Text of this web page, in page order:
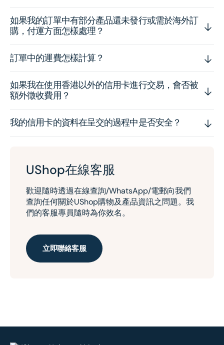
如果我的訂單中有部分產品還未發行或需於海外訂
購，付運方面怎樣處理？
訂單中的運費怎樣計算？
如果我在使用香港以外的信用卡進行交易，會否被
額外徵收費用？
我的信用卡的資料在呈交的過程中是否安全？
UShop在線客服
歡迎隨時透過在線查詢/WhatsApp/電郵向我們
查詢任何關於UShop購物及產品資訊之問題。我
們的客服專員隨時為你效名。
立即聯絡客服